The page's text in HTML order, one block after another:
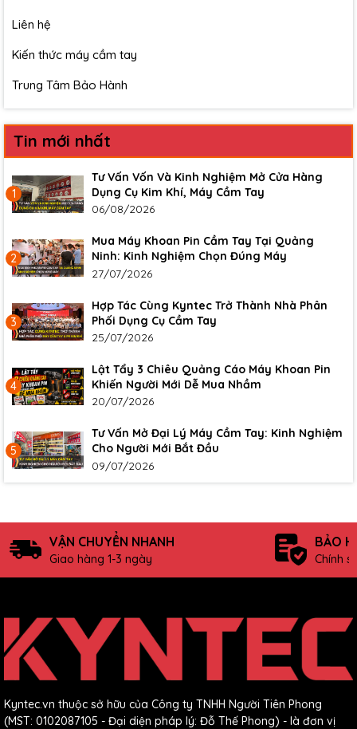
Liên hệ
Kiến thức máy cầm tay
Trung Tâm Bảo Hành
Tin mới nhất
1
Tư Vấn Vốn Và Kinh Nghiệm Mở Cửa Hàng
Dụng Cụ Kim Khí, Máy Cầm Tay
06/08/2026
2
Mua Máy Khoan Pin Cầm Tay Tại Quảng
Ninh: Kinh Nghiệm Chọn Đúng Máy
27/07/2026
3
Hợp Tác Cùng Kyntec Trở Thành Nhà Phân
Phối Dụng Cụ Cầm Tay
25/07/2026
4
Lật Tẩy 3 Chiêu Quảng Cáo Máy Khoan Pin
Khiến Người Mới Dễ Mua Nhầm
20/07/2026
5
Tư Vấn Mở Đại Lý Máy Cầm Tay: Kinh Nghiệm
Cho Người Mới Bắt Đầu
09/07/2026
VẬN CHUYỂN NHANH
Giao hàng 1-3 ngày
BẢO
Chính
Kyntec.vn thuộc sở hữu của Công ty TNHH Người Tiên Phong
(MST: 0102087105 - Đại diện pháp lý: Đỗ Thế Phong) - là đơn vị